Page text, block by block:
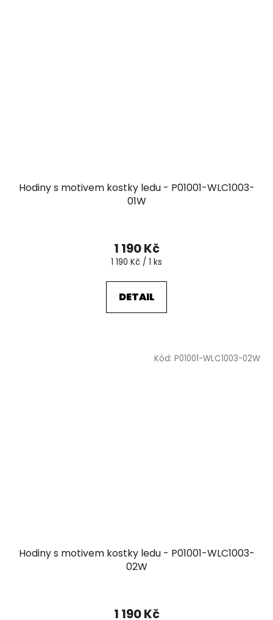
Hodiny s motivem kostky ledu - P01001-WLC1003-
01W
1 190 Kč
Měrná
1 190 Kč / 1 ks
DETAIL
Hodiny s motivem kostky ledu - P01001-WLC1003-
02W
1 190 Kč
Kód: P01001-WLC1003-02W